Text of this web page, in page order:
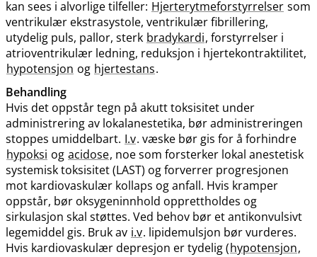
kan sees i alvorlige tilfeller: Hjerterytmeforstyrrelser som
ventrikulær ekstrasystole, ventrikulær fibrillering,
utydelig puls, pallor, sterk bradykardi, forstyrrelser i
atrioventrikulær ledning, reduksjon i hjertekontraktilitet,
hypotensjon og hjertestans.
Behandling
Hvis det oppstår tegn på akutt toksisitet under
administrering av lokalanestetika, bør administreringen
stoppes umiddelbart. I.v. væske bør gis for å forhindre
hypoksi og acidose, noe som forsterker lokal anestetisk
systemisk toksisitet (LAST) og forverrer progresjonen
mot kardiovaskulær kollaps og anfall. Hvis kramper
oppstår, bør oksygeninnhold opprettholdes og
sirkulasjon skal støttes. Ved behov bør et antikonvulsivt
legemiddel gis. Bruk av i.v. lipidemulsjon bør vurderes.
Hvis kardiovaskulær depresjon er tydelig (hypotensjon,